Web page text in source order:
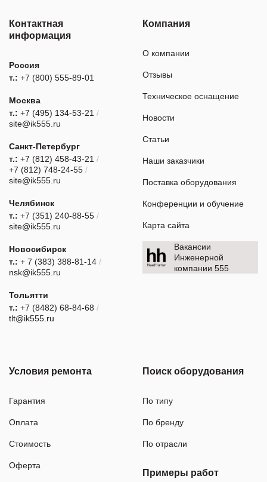
Контактная
информация
Россия
т.: +7 (800) 555-89-01
Москва
т.: +7 (495) 134-53-21 /
site@ik555.ru
Санкт-Петербург
т.: +7 (812) 458-43-21 /
+7 (812) 748-24-55 /
site@ik555.ru
Челябинск
т.: +7 (351) 240-88-55 /
site@ik555.ru
Новосибирск
т.: + 7 (383) 388-81-14 /
nsk@ik555.ru
Тольятти
т.: +7 (8482) 68-84-68 /
tlt@ik555.ru
Компания
О компании
Отзывы
Техническое оснащение
Новости
Статьи
Наши заказчики
Поставка оборудования
Конференции и обучение
Карта сайта
Вакансии
Инженерной
компании 555
Условия ремонта
Гарантия
Оплата
Стоимость
Оферта
Поиск оборудования
По типу
По бренду
По отрасли
Примеры работ